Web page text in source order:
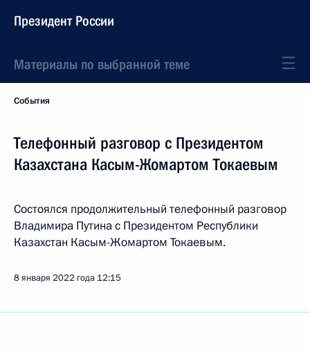
Президент России
Материалы по выбранной теме
События
Телефонный разговор с Президентом
Казахстана Касым-Жомартом Токаевым
Состоялся продолжительный телефонный разговор
Владимира Путина с Президентом Республики
Казахстан Касым-Жомартом Токаевым.
8 января 2022 года 12:15